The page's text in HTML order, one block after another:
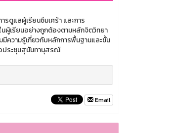
ดูแลผู้เรียนซึมเศร้า และการ
นผู้เรียนอย่างถูกต้องตามหลักจิตวิทยา
มีความรู้เกี่ยวกับหลักการพื้นฐานและขั้น
ประชุมสุนันทานุสรณ์
Email